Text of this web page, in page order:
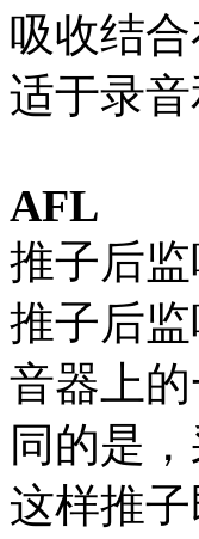
吸收结
适于录
AFL
推子后
推子后
音器上
同的是
这样推